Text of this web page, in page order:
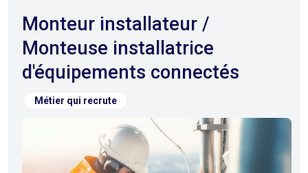
Monteur installateur /
Monteuse installatrice
d'équipements connectés
Métier qui recrute